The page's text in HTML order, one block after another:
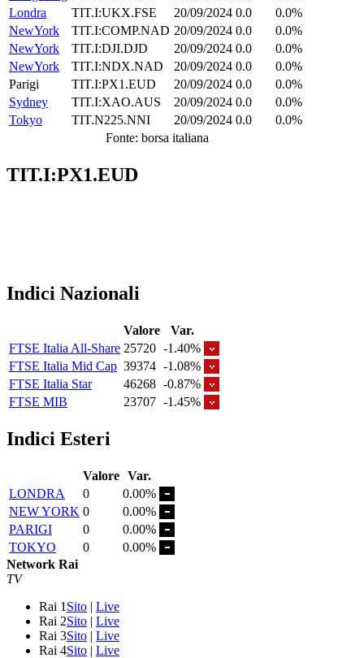
Londra
TIT.I:UKX.FSE 20/09/2024 0.0
0.0%
NewYork
TIT.I:COMP.NAD 20/09/2024 0.0
0.0%
NewYork
TIT.I:DJI.DJD 20/09/2024 0.0
0.0%
NewYork
TIT.I:NDX.NAD 20/09/2024 0.0
0.0%
Parigi
TIT.I:PX1.EUD 20/09/2024 0.0
0.0%
Sydney
TIT.I:XAO.AUS 20/09/2024 0.0
0.0%
Tokyo
TIT.N225.NNI 20/09/2024 0.0
0.0%
Fonte: borsa italiana
TIT.I:PX1.EUD
Indici Nazionali
Valore
Var.
FTSE Italia All-Share 25720 -1.40%
FTSE Italia Mid Cap 39374 -1.08%
FTSE Italia Star
46268 -0.87%
FTSE MIB
23707 -1.45%
Indici Esteri
Valore Var.
LONDRA
0
0.00%
NEW YORK 0
0.00%
PARIGI
0
0.00%
TOKYO
0
0.00%
Network Rai
TV
Rai 1 Sito | Live
Rai 2Sito | Live
Rai 3Sito | Live
Rai 4Sito | Live